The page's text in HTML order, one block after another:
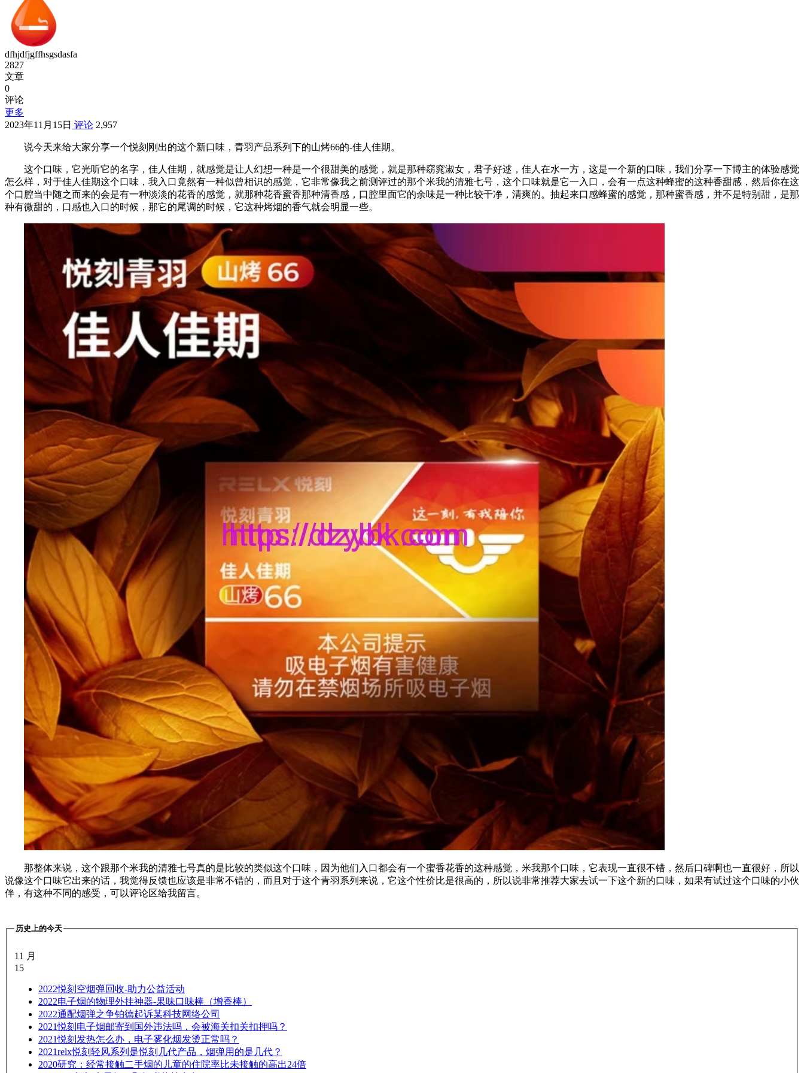
dfhjdfjgffhsgsdasfa
2827
文章
0
评论
更多
2023年11月15日 评论 2,957
说今天来给大家分享一个悦刻刚出的这个新口味，青羽产品系列下的山烤66的-佳人佳期。
这个口味，它光听它的名字，佳人佳期，就感觉是让人幻想一种是一个很甜美的感觉，就是那种窈窕淑女，君子好逑，佳人在水一方，这是一个新的口味，我们分享一下博主的体验感觉
怎么样，对于佳人佳期这个口味，我入口竟然有一种似曾相识的感觉，它非常像我之前测评过的那个米我的清雅七号，这个口味就是它一入口，会有一点这种蜂蜜的这种香甜感，然后你在这
个口腔当中随之而来的会是有一种淡淡的花香的感觉，就那种花香蜜香那种清香感，口腔里面它的余味是一种比较干净，清爽的。抽起来口感蜂蜜的感觉，那种蜜香感，并不是特别甜，是那
种有微甜的，口感也入口的时候，那它的尾调的时候，它这种烤烟的香气就会明显一些。
那整体来说，这个跟那个米我的清雅七号真的是比较的类似这个口味，因为他们入口都会有一个蜜香花香的这种感觉，米我那个口味，它表现一直很不错，然后口碑啊也一直很好，所以
说像这个口味它出来的话，我觉得反馈也应该是非常不错的，而且对于这个青羽系列来说，它这个性价比是很高的，所以说非常推荐大家去试一下这个新的口味，如果有试过这个口味的小伙
伴，有这种不同的感受，可以评论区给我留言。
历史上的今天
11 月
15
2022悦刻空烟弹回收-助力公益活动
2022电子烟的物理外挂神器-果味口味棒（增香棒）
2022通配烟弹之争铂德起诉某科技网络公司
2021悦刻电子烟邮寄到国外违法吗，会被海关扣关扣押吗？
2021悦刻发热怎么办，电子雾化烟发烫正常吗？
2021relx悦刻轻风系列是悦刻几代产品，烟弹用的是几代？
2020研究：经常接触二手烟的儿童的住院率比未接触的高出24倍